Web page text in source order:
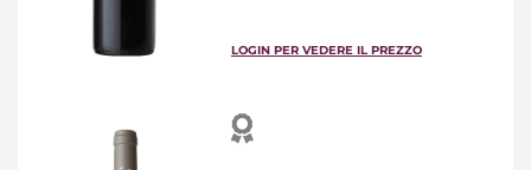
LOGIN PER VEDERE IL PREZZO